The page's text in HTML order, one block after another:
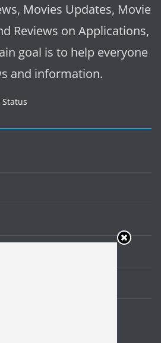
Movies Updates, Movie
Reviews on Applications,
goal is to help everyone
and information.